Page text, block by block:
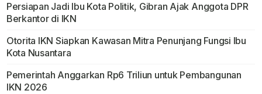
Persiapan Jadi Ibu Kota Politik, Gibran Ajak Anggota DPR
Berkantor di IKN
Otorita IKN Siapkan Kawasan Mitra Penunjang Fungsi Ibu
Kota Nusantara
Pemerintah Anggarkan Rp6 Triliun untuk Pembangunan
IKN 2026